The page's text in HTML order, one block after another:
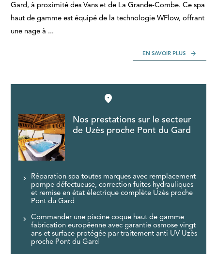
Gard, à proximité des Vans et de La Grande-Combe. Ce spa
haut de gamme est équipé de la technologie WFlow, offrant
une nage à ...
EN SAVOIR PLUS
Nos prestations sur le secteur
de Uzès proche Pont du Gard
Réparation spa toutes marques avec remplacement
pompe défectueuse, correction fuites hydrauliques
et remise en état électrique complète Uzès proche
Pont du Gard
Commander une piscine coque haut de gamme
fabrication européenne avec garantie osmose vingt
ans et surface protégée par traitement anti UV Uzès
proche Pont du Gard